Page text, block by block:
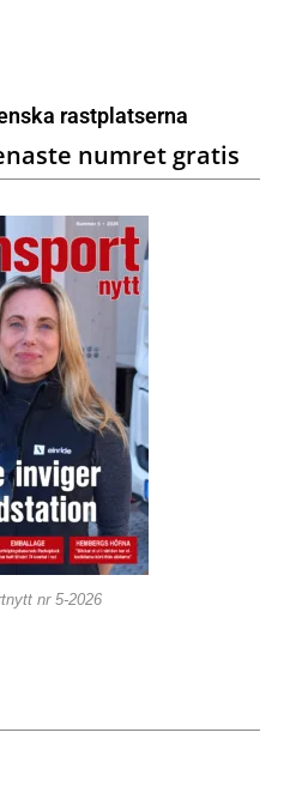
rastplatserna
numret gratis
nr 5-2026